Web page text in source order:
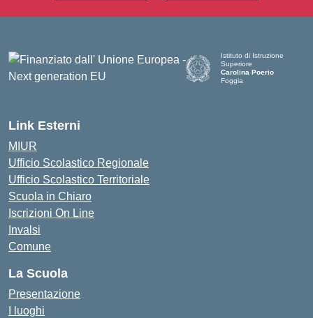
Istituto di Istruzione
Superiore
Carolina Poerio
Foggia
Link Esterni
MIUR
Ufficio Scolastico Regionale
Ufficio Scolastico Territoriale
Scuola in Chiaro
Iscrizioni On Line
Invalsi
Comune
La Scuola
Presentazione
I luoghi